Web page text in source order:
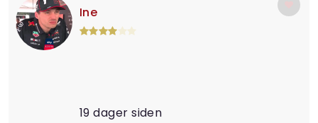
Ine
19 dager siden